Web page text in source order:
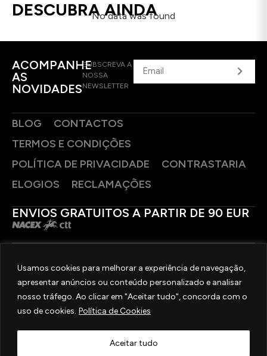
Usamos cookies para melhorar a experiência de navegação,
apresentar anúncios ou conteúdo personalizado e analisar
nosso tráfego. Ao clicar em "Aceitar tudo", concorda com o
uso de cookies. Política de Cookies
Aceitar tudo
DESCUBRA AINDA
No data was found
ACOMPANHE
AS
NOVIDADES
SUBSCREVA A
NOSSA
NEWSLETTER
BLOG
CONTACTOS
TERMOS E CONDIÇÕES
POLÍTICA DE PRIVACIDADE
CONTRASTARIA
ELOGIOS
RECLAMAÇÕES
ENVIOS GRATUITOS A PARTIR DE 90 EUR
SIGA-NOS
2025 © OURIVESARIA FRADIZELA